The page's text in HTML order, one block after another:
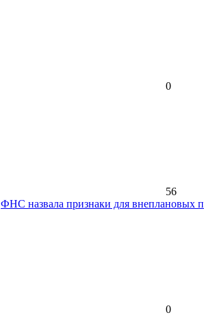
0
56
ФНС назвала признаки для внеплановых
0